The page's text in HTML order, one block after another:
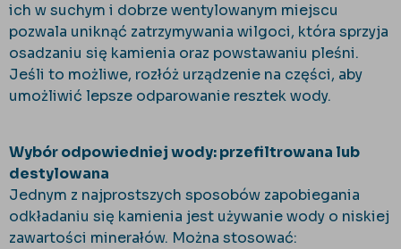
ich w suchym i dobrze wentylowanym miejscu
pozwala uniknąć zatrzymywania wilgoci, która sprzyja
osadzaniu się kamienia oraz powstawaniu pleśni.
Jeśli to możliwe, rozłóż urządzenie na części, aby
umożliwić lepsze odparowanie resztek wody.
Wybór odpowiedniej wody: przefiltrowana lub
destylowana
Jednym z najprostszych sposobów zapobiegania
odkładaniu się kamienia jest używanie wody o niskiej
zawartości minerałów. Można stosować: